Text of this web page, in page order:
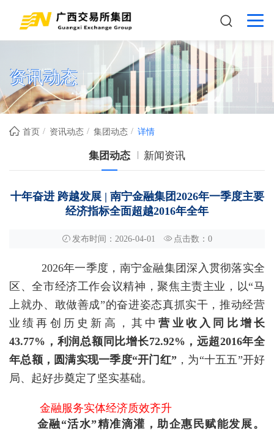
资讯动态
首页 资讯动态 集团动态 详情
集团动态 新闻资讯
十年奋进 跨越发展 | 南宁金融集团2026年一季度主要
经济指标全面超越2016年全年
发布时间：2026-04-01 点击数： 0
2026年一季度，南宁金融集团深入贯彻落实全
区、全市经济工作会议精神，聚焦主责主业，以“马
上就办、敢做善成”的奋进姿态真抓实干，推动经营
业绩再创历史新高，其中营业收入同比增长
43.77%，利润总额同比增长72.92%，远超2016年全
年总额，圆满实现一季度“开门红”，为“十五五”开好
局、起好步奠定了坚实基础。
金融服务实体经济质效齐升
金融“活水”精准滴灌，助企惠民赋能发展。